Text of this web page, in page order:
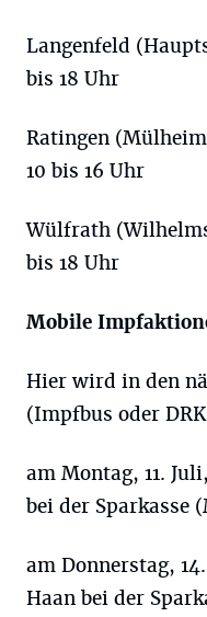
Langenfeld
bis 18 Uhr
Ratingen
10 bis 16 Uhr
Wülfrath
bis 18 Uhr
Mobile
Hier wird in den
(Impfbus oder
am Montag, 11.
bei der Sparkasse
am Donnerstag,
Haan bei der